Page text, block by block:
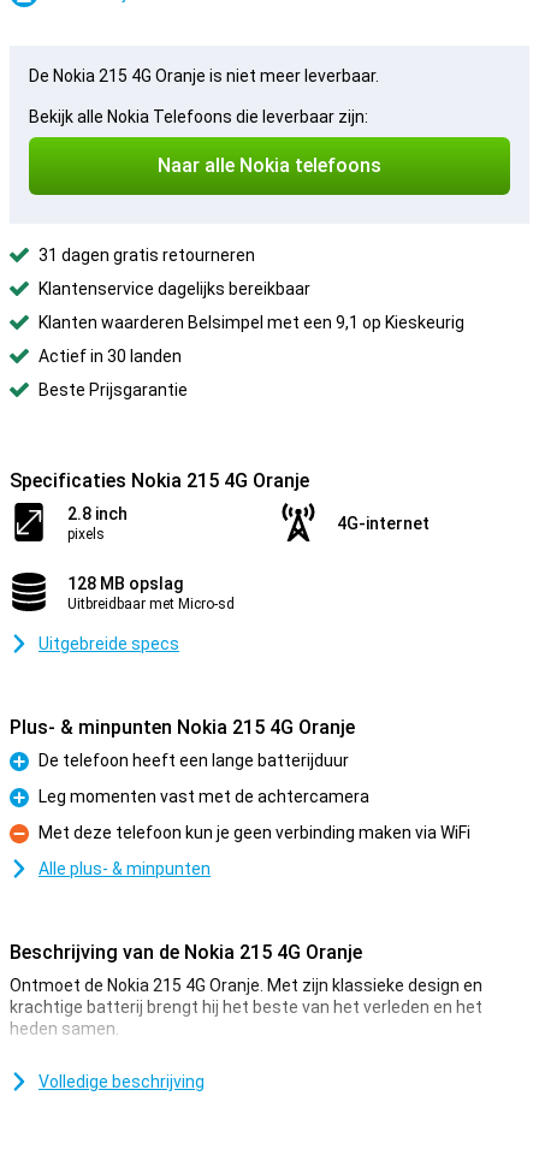
De Nokia 215 4G Oranje is niet meer leverbaar.
Bekijk alle Nokia Telefoons die leverbaar zijn:
Naar alle Nokia telefoons
31 dagen gratis retourneren
Klantenservice dagelijks bereikbaar
Klanten waarderen Belsimpel met een 9,1 op Kieskeurig
Actief in 30 landen
Beste Prijsgarantie
Specificaties Nokia 215 4G Oranje
2.8 inch
pixels
4G-internet
128 MB opslag
Uitbreidbaar met Micro-sd
Uitgebreide specs
Plus- & minpunten Nokia 215 4G Oranje
Pluspunt
De telefoon heeft een lange batterijduur
Pluspunt
Leg momenten vast met de achtercamera
Minpunt
Met deze telefoon kun je geen verbinding maken via WiFi
Alle plus- & minpunten
Beschrijving van de Nokia 215 4G Oranje
Ontmoet de Nokia 215 4G Oranje. Met zijn klassieke design en
krachtige batterij brengt hij het beste van het verleden en het
heden samen.
Tijdloos
Volledige beschrijving